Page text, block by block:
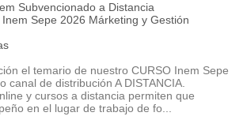
Subvencionado a Distancia
Sepe 2026 Márketing y Gestión
el temario de nuestro CURSO Inem Sepe
canal de distribución A DISTANCIA.
y cursos a distancia permiten que
en el lugar de trabajo de fo...